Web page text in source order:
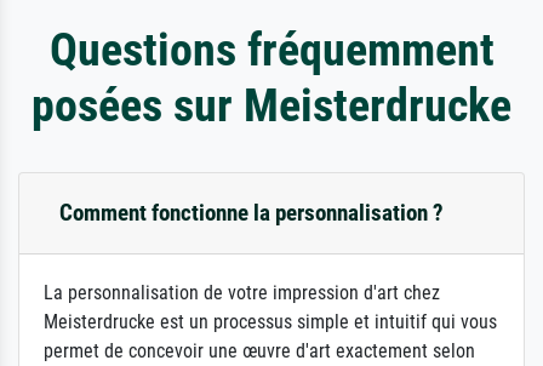
Questions fréquemment
posées sur Meisterdrucke
Comment fonctionne la personnalisation ?
La personnalisation de votre impression d'art chez
Meisterdrucke est un processus simple et intuitif qui vous
permet de concevoir une œuvre d'art exactement selon